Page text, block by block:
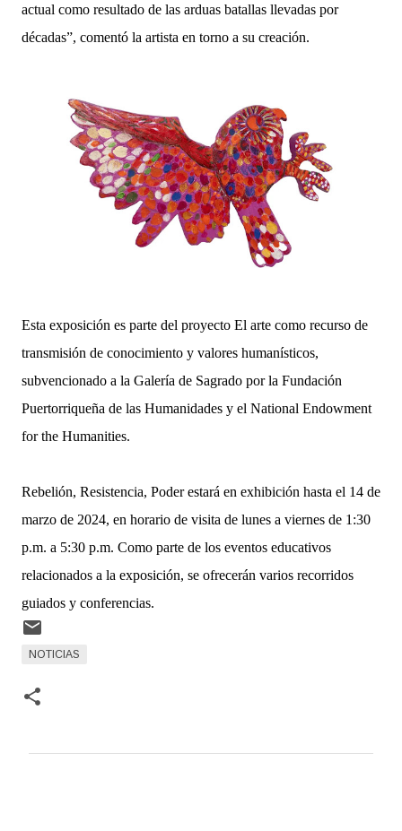
actual como resultado de las arduas batallas llevadas por
décadas”, comentó la artista en torno a su creación.
Esta exposición es parte del proyecto El arte como recurso de
transmisión de conocimiento y valores humanísticos,
subvencionado a la Galería de Sagrado por la Fundación
Puertorriqueña de las Humanidades y el National Endowment
for the Humanities.
Rebelión, Resistencia, Poder estará en exhibición hasta el 14 de
marzo de 2024, en horario de visita de lunes a viernes de 1:30
p.m. a 5:30 p.m. Como parte de los eventos educativos
relacionados a la exposición, se ofrecerán varios recorridos
guiados y conferencias.
NOTICIAS